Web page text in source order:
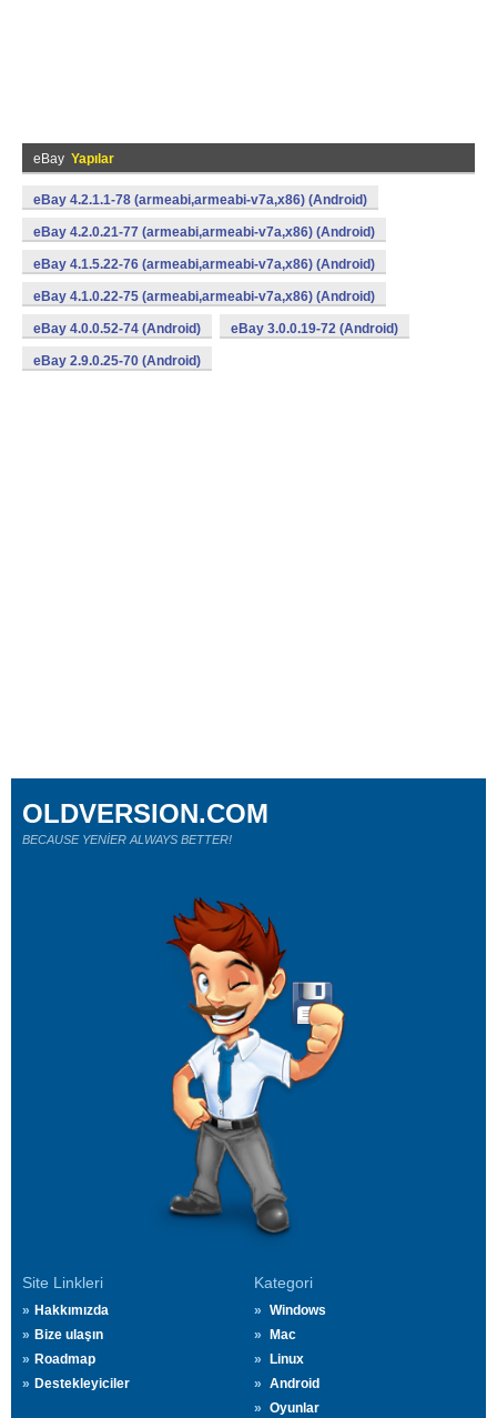
eBay Yapılar
eBay 4.2.1.1-78 (armeabi,armeabi-v7a,x86) (Android)
eBay 4.2.0.21-77 (armeabi,armeabi-v7a,x86) (Android)
eBay 4.1.5.22-76 (armeabi,armeabi-v7a,x86) (Android)
eBay 4.1.0.22-75 (armeabi,armeabi-v7a,x86) (Android)
eBay 4.0.0.52-74 (Android) eBay 3.0.0.19-72 (Android)
eBay 2.9.0.25-70 (Android)
Site Linkleri
Hakkımızda
Bize ulaşın
Roadmap
Destekleyiciler
Kategori
Windows
Mac
Linux
Android
Oyunlar
OLDVERSION.COM
BECAUSE YENİER ALWAYS BETTER!